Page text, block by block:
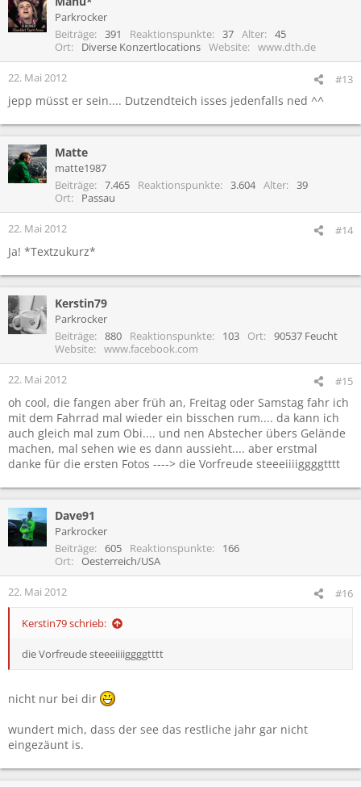
Parkrocker
Beiträge
391 Reaktionspunkte 37 Alter
45
Ort
Diverse Konzertlocations Website www.dth.de
22. Mai 2012 #13
jepp müsst er sein.... Dutzendteich isses jedenfalls ned ^^
Matte
matte1987
Beiträge
7.465 Reaktionspunkte 3.604 Alter
39
Ort
Passau
22. Mai 2012 #14
Ja! *Textzukurz*
Kerstin79
Parkrocker
Beiträge
880 Reaktionspunkte 103 Ort
90537 Feucht
Website
www.facebook.com
22. Mai 2012 #15
oh cool, die fangen aber früh an, Freitag oder Samstag fahr ich
mit dem Fahrrad mal wieder ein bisschen rum.... da kann ich
auch gleich mal zum Obi.... und nen Abstecher übers Gelände
machen, mal sehen wie es dann aussieht.... aber erstmal
danke für die ersten Fotos ----> die Vorfreude steeeiiiiggggtttt
Dave91
Parkrocker
Beiträge
605 Reaktionspunkte
166
Ort
Oesterreich/USA
22. Mai 2012 #16
Kerstin79 schrieb:
die Vorfreude steeeiiiiggggtttt
nicht nur bei dir
wundert mich, dass der see das restliche jahr gar nicht
eingezäunt is.